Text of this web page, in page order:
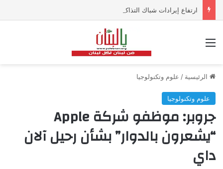
الرئيسية / علوم وتكنولوجيا
علوم وتكنولوجيا
جروبر: موظفو شركة Apple
“يشعرون بالدوار” بشأن رحيل آلان
داي